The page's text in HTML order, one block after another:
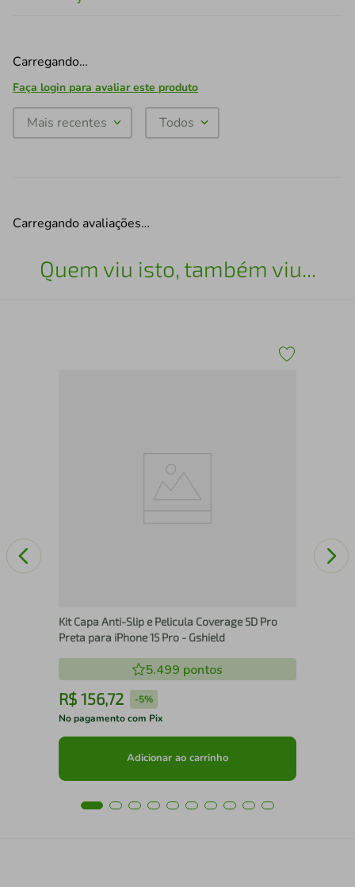
Carregando…
Faça login para avaliar este produto
Mais recentes Todos
Carregando avaliações…
Quem viu isto, também viu...
Kit Capa Anti-Slip e Pelicula Coverage 5D Pro
Preta para iPhone 15 Pro - Gshield
5.499 pontos
R$ 156,72 -5%
No pagamento com Pix
Adicionar ao carrinho